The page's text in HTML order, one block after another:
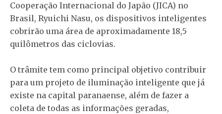
Cooperação Internacional do Japão (JICA) no
Brasil, Ryuichi Nasu, os dispositivos inteligentes
cobrirão uma área de aproximadamente 18,5
quilômetros das ciclovias.
O trâmite tem como principal objetivo contribuir
para um projeto de iluminação inteligente que já
existe na capital paranaense, além de fazer a
coleta de todas as informações geradas,